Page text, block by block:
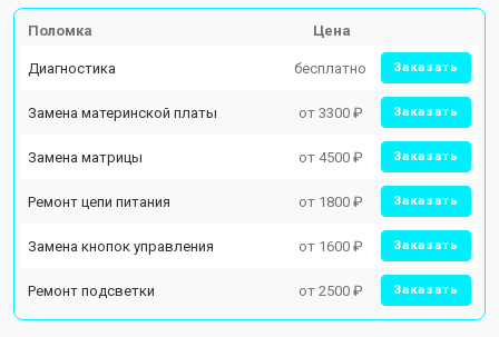
Поломка Цена
Диагностика бесплатно Заказать
Замена материнской платы от 3300 ₽ Заказать
Замена матрицы от 4500 ₽ Заказать
Ремонт цепи питания от 1800 ₽ Заказать
Замена кнопок управления от 1600 ₽ Заказать
Ремонт подсветки от 2500 ₽ Заказать